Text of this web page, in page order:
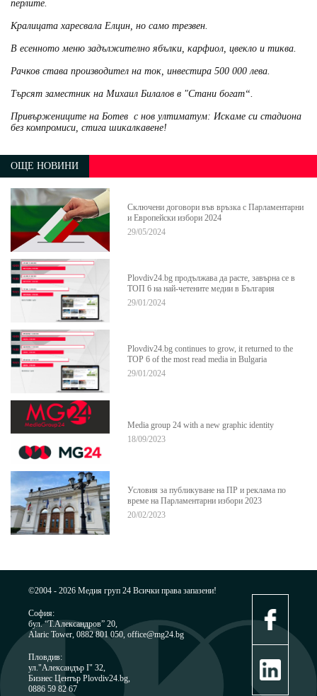
перлите.
Кралицата харесвала Елцин, но само трезвен.
В есенното меню задължително ябълки, карфиол, цвекло и тиква.
Рачков става производител на ток, инвестира 500 000 лева.
Търсят заместник на Михаил Билалов в "Стани богат“.
Привържениците на Ботев с нов ултиматум: Искаме си стадиона
без компромиси, стига шикалкавене!
ОЩЕ НОВИНИ
Сключени договори във връзка с Парламентарни
и Европейски избори 2024
29/05/2024
Plovdiv24.bg продължава да расте, завърна се в
ТОП 6 на най-четените медии в България
29/01/2024
Plovdiv24.bg continues to grow, it returned to the
TOP 6 of the most read media in Bulgaria
29/01/2024
Media group 24 with a new graphic identity
18/09/2023
Условия за публикуване на ПР и реклама по
време на Парламентарни избори 2023
20/02/2023
©2004 - 2026 Медия груп 24 Всички права запазени!
София:
бул. “Т.Александров” 20,
Alaric Tower, 0882 801 050, office@mg24.bg
Пловдив:
ул."Александър I" 32,
Бизнес Център Plovdiv24.bg,
0886 59 82 67